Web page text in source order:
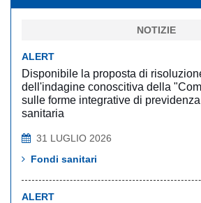
NOTIZIE
ALERT
Disponibile la proposta di
dell'indagine conoscitiva della
sulle forme integrative di
sanitaria
31 LUGLIO 2026
Fondi sanitari
ALERT